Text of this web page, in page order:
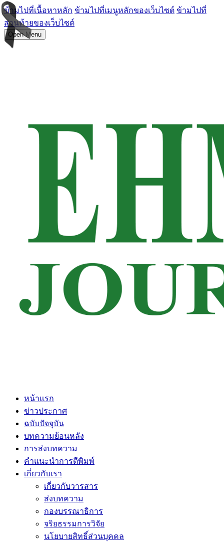
ข้ามไปที่เนื้อหาหลัก ข้ามไปที่เมนูหลักของเว็บไซต์ ข้ามไปที่
ส่วนท้ายของเว็บไซต์
Open Menu
หน้าแรก
ข่าวประกาศ
ฉบับปัจจุบัน
บทความย้อนหลัง
การส่งบทความ
คำแนะนำการตีพิมพ์
เกี่ยวกับเรา
เกี่ยวกับวารสาร
ส่งบทความ
กองบรรณาธิการ
จริยธรรมการวิจัย
นโยบายสิทธิ์ส่วนบุคคล